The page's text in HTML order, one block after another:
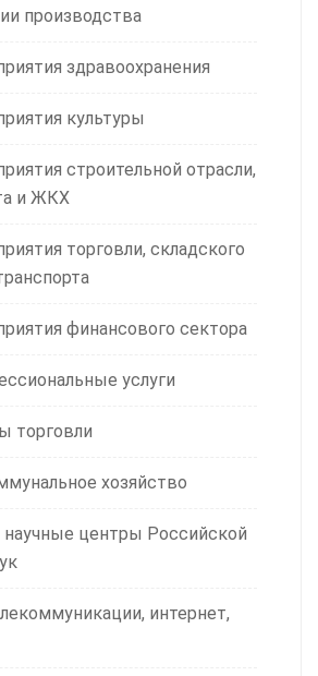
производства
здравоохранения
культуры
строительной отрасли,
и ЖКХ
торговли, складского
финансового сектора
услуги
торговли
хозяйство
центры Российской
интернет,